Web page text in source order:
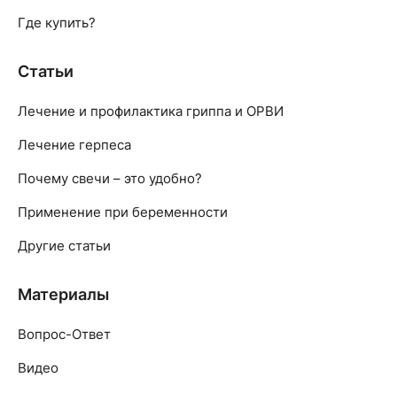
Где купить?
Статьи
Лечение и профилактика гриппа и ОРВИ
Лечение герпеса
Почему свечи – это удобно?
Применение при беременности
Другие статьи
Материалы
Вопрос-Ответ
Видео